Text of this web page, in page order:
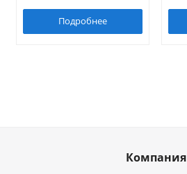
Подробнее
Компания